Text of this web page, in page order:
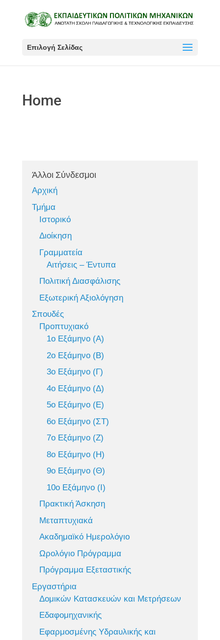
Επιλογή Σελίδας
Home
Άλλοι Σύνδεσμοι
Αρχική
Τμήμα
Ιστορικό
Διοίκηση
Γραμματεία
Αιτήσεις – Έντυπα
Πολιτική Διασφάλισης
Εξωτερική Αξιολόγηση
Σπουδές
Προπτυχιακό
1ο Εξάμηνο (Α)
2ο Εξάμηνο (Β)
3ο Εξάμηνο (Γ)
4ο Εξάμηνο (Δ)
5ο Εξάμηνο (Ε)
6ο Εξάμηνο (ΣΤ)
7ο Εξάμηνο (Ζ)
8ο Εξάμηνο (Η)
9ο Εξάμηνο (Θ)
10ο Εξάμηνο (Ι)
Πρακτική Άσκηση
Μεταπτυχιακά
Ακαδημαϊκό Ημερολόγιο
Ωρολόγιο Πρόγραμμα
Πρόγραμμα Εξεταστικής
Εργαστήρια
Δομικών Κατασκευών και Μετρήσεων
Εδαφομηχανικής
Εφαρμοσμένης Υδραυλικής και